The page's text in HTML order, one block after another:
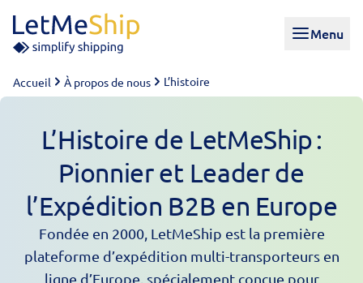
Menu
Accueil À propos de nous L’histoire
L’Histoire de LetMeShip :
Pionnier et Leader de
l’Expédition B2B en Europe
Fondée en 2000, LetMeShip est la première
plateforme d’expédition multi-transporteurs en
ligne d’Europe, spécialement conçue pour